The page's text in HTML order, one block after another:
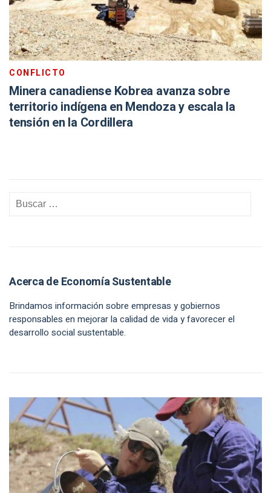
CONFLICTO
Minera canadiense Kobrea avanza sobre
territorio indígena en Mendoza y escala la
tensión en la Cordillera
Acerca de Economía Sustentable
Brindamos información sobre empresas y gobiernos
responsables en mejorar la calidad de vida y favorecer el
desarrollo social sustentable.